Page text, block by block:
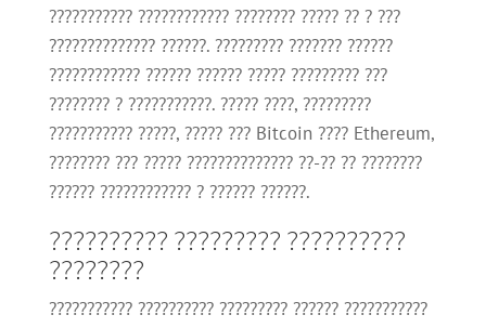
??????????? ???????????? ???????? ????? ?? ? ???
?????????????? ??????. ????????? ??????? ??????
???????????? ?????? ?????? ????? ????????? ???
???????? ? ???????????. ????? ????, ?????????
??????????? ?????, ????? ??? Bitcoin ???? Ethereum,
???????? ??? ????? ?????????????? ??-?? ?? ????????
?????? ???????????? ? ?????? ??????.
?????????? ????????? ??????????
????????
??????????? ?????????? ????????? ?????? ???????????